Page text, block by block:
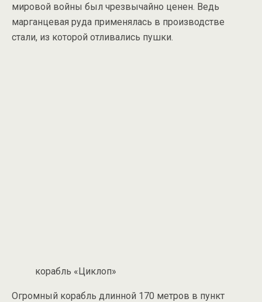
мировой войны был чрезвычайно ценен. Ведь
марганцевая руда применялась в производстве
стали, из которой отливались пушки.
корабль «Циклоп»
Огромный корабль длинной 170 метров в пункт